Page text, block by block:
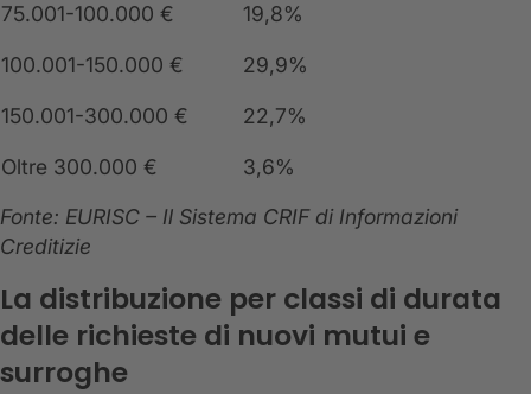
75.001-100.000 € 19,8%
100.001-150.000 € 29,9%
150.001-300.000 € 22,7%
Oltre 300.000 €
3,6%
Fonte: EURISC – Il Sistema CRIF di Informazioni
Creditizie
La distribuzione per classi di durata
delle richieste di nuovi mutui e
surroghe